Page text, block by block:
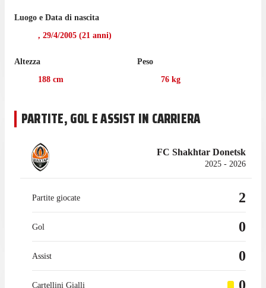
Luogo e Data di nascita
, 29/4/2005 (21 anni)
Altezza
188 cm
Peso
76 kg
PARTITE, GOL E ASSIST IN CARRIERA
FC Shakhtar Donetsk
2025 - 2026
Partite giocate 2
Gol 0
Assist 0
Cartellini Gialli